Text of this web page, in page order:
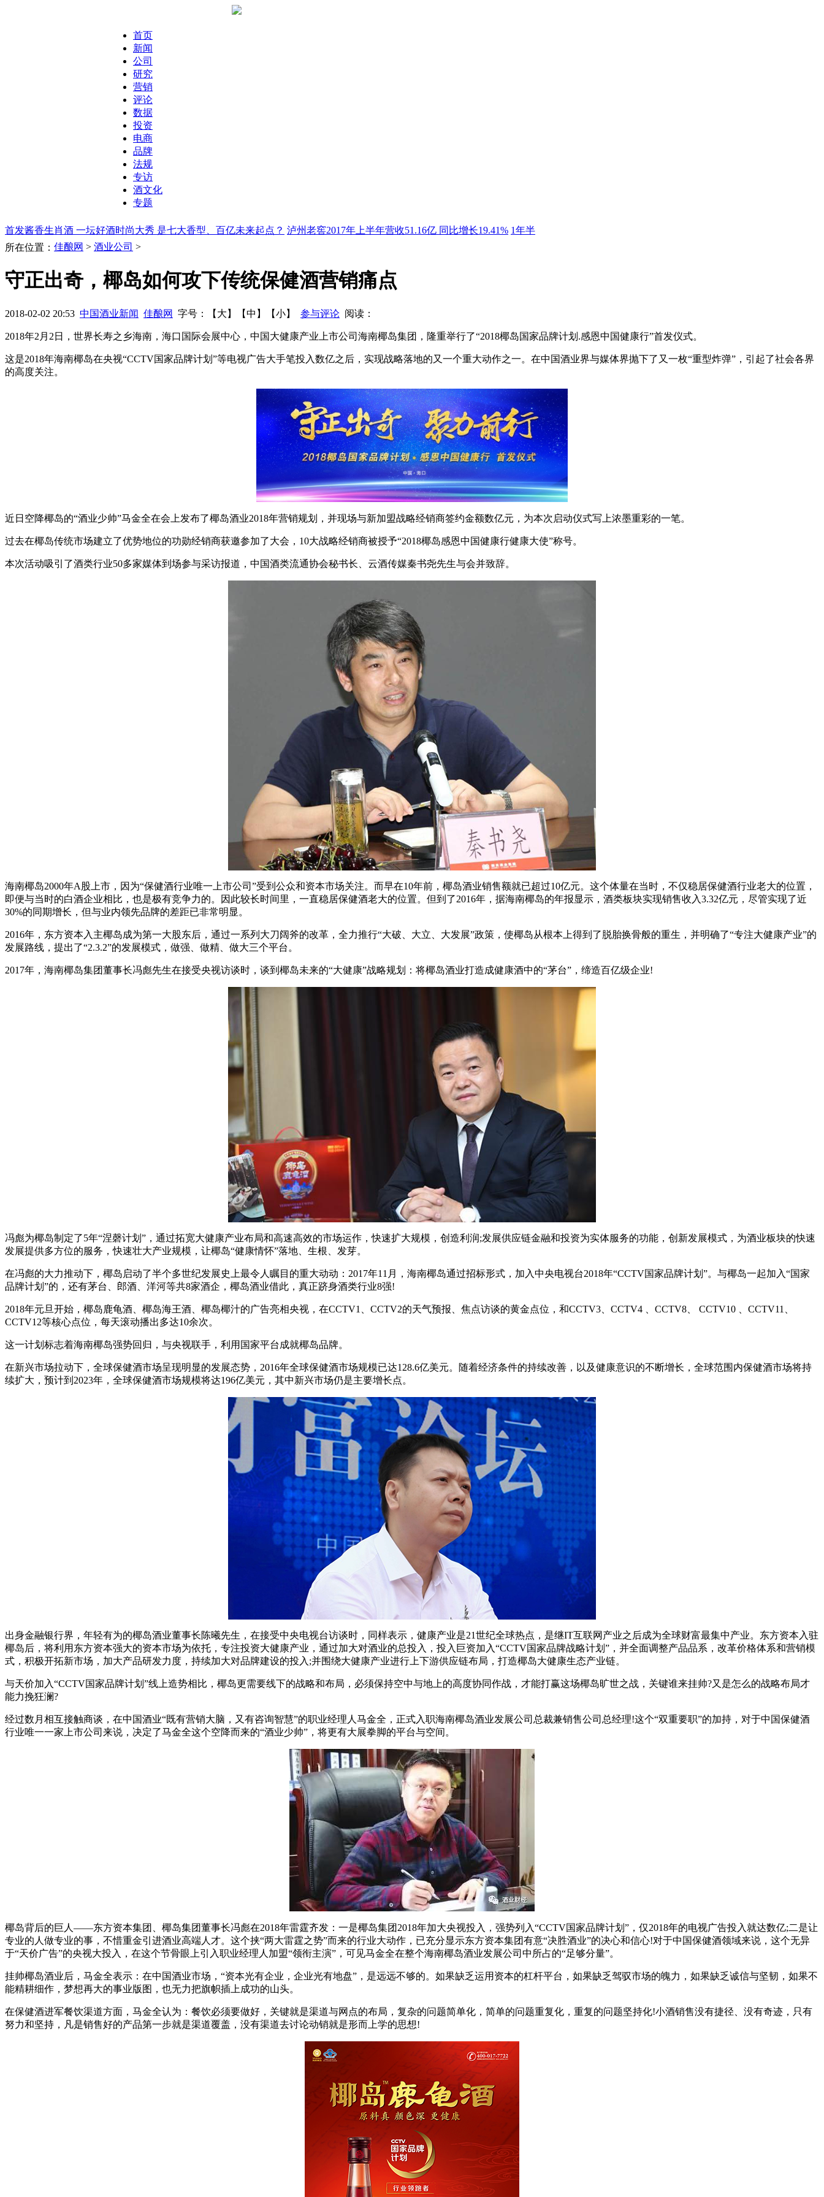
首页
新闻
公司
研究
营销
评论
数据
投资
电商
品牌
法规
专访
酒文化
专题
首发酱香生肖酒 一坛好酒时尚大秀 是七大香型、百亿未来起点？ 泸州老窖2017年上半年营收51.16亿 同比增长19.41% 1年半
从0到8000万 解密小青花高增长秘籍
酒市场销售形势大不如前 百润股份2015年四季亏2亿 百威英博发布全球明智饮酒目标 泸州老窖互联网+探索 为酒企树标杆
野心：从贸易商到世界酒业巨头
所在位置： 佳酿网 > 酒业公司 >
守正出奇，椰岛如何攻下传统保健酒营销痛点
2018-02-02 20:53 中国酒业新闻 佳酿网 字号：【 大 】【中 】【小】 参与评论 阅读：
2018年2月2日，世界长寿之乡海南，海口国际会展中心，中国大健康产业上市公司海南椰岛集团，隆重举行了“2018椰岛国家品牌计划.感恩中国健康行”首发仪式。
这是2018年海南椰岛在央视“CCTV国家品牌计划”等电视广告大手笔投入数亿之后，实现战略落地的又一个重大动作之一。在中国酒业界与媒体界抛下了又一枚“重型炸弹”，引起了社会各界
的高度关注。
近日空降椰岛的“酒业少帅”马金全在会上发布了椰岛酒业2018年营销规划，并现场与新加盟战略经销商签约金额数亿元，为本次启动仪式写上浓墨重彩的一笔。
过去在椰岛传统市场建立了优势地位的功勋经销商获邀参加了大会，10大战略经销商被授予“2018椰岛感恩中国健康行健康大使”称号。
本次活动吸引了酒类行业50多家媒体到场参与采访报道，中国酒类流通协会秘书长、云酒传媒秦书尧先生与会并致辞。
海南椰岛2000年A股上市，因为“保健酒行业唯一上市公司”受到公众和资本市场关注。而早在10年前，椰岛酒业销售额就已超过10亿元。这个体量在当时，不仅稳居保健酒行业老大的位置，
即便与当时的白酒企业相比，也是极有竞争力的。因此较长时间里，一直稳居保健酒老大的位置。但到了2016年，据海南椰岛的年报显示，酒类板块实现销售收入3.32亿元，尽管实现了近
30%的同期增长，但与业内领先品牌的差距已非常明显。
2016年，东方资本入主椰岛成为第一大股东后，通过一系列大刀阔斧的改革，全力推行“大破、大立、大发展”政策，使椰岛从根本上得到了脱胎换骨般的重生，并明确了“专注大健康产业”的
发展路线，提出了“2.3.2”的发展模式，做强、做精、做大三个平台。
2017年，海南椰岛集团董事长冯彪先生在接受央视访谈时，谈到椰岛未来的“大健康”战略规划：将椰岛酒业打造成健康酒中的“茅台”，缔造百亿级企业!
冯彪为椰岛制定了5年“涅磬计划”，通过拓宽大健康产业布局和高速高效的市场运作，快速扩大规模，创造利润;发展供应链金融和投资为实体服务的功能，创新发展模式，为酒业板块的快速
发展提供多方位的服务，快速壮大产业规模，让椰岛“健康情怀”落地、生根、发芽。
在冯彪的大力推动下，椰岛启动了半个多世纪发展史上最令人瞩目的重大动动：2017年11月，海南椰岛通过招标形式，加入中央电视台2018年“CCTV国家品牌计划”。与椰岛一起加入“国家
品牌计划”的，还有茅台、郎酒、洋河等共8家酒企，椰岛酒业借此，真正跻身酒类行业8强!
2018年元旦开始，椰岛鹿龟酒、椰岛海王酒、椰岛椰汁的广告亮相央视，在CCTV1、CCTV2的天气预报、焦点访谈的黄金点位，和CCTV3、CCTV4 、CCTV8、 CCTV10 、CCTV11、
CCTV12等核心点位，每天滚动播出多达10余次。
这一计划标志着海南椰岛强势回归，与央视联手，利用国家平台成就椰岛品牌。
在新兴市场拉动下，全球保健酒市场呈现明显的发展态势，2016年全球保健酒市场规模已达128.6亿美元。随着经济条件的持续改善，以及健康意识的不断增长，全球范围内保健酒市场将持
续扩大，预计到2023年，全球保健酒市场规模将达196亿美元，其中新兴市场仍是主要增长点。
出身金融银行界，年轻有为的椰岛酒业董事长陈曦先生，在接受中央电视台访谈时，同样表示，健康产业是21世纪全球热点，是继IT互联网产业之后成为全球财富最集中产业。东方资本入驻
椰岛后，将利用东方资本强大的资本市场为依托，专注投资大健康产业，通过加大对酒业的总投入，投入巨资加入“CCTV国家品牌战略计划”，并全面调整产品品系，改革价格体系和营销模
式，积极开拓新市场，加大产品研发力度，持续加大对品牌建设的投入;并围绕大健康产业进行上下游供应链布局，打造椰岛大健康生态产业链。
与天价加入“CCTV国家品牌计划”线上造势相比，椰岛更需要线下的战略和布局，必须保持空中与地上的高度协同作战，才能打赢这场椰岛旷世之战，关键谁来挂帅?又是怎么的战略布局才
能力挽狂澜?
经过数月相互接触商谈，在中国酒业“既有营销大脑，又有咨询智慧”的职业经理人马金全，正式入职海南椰岛酒业发展公司总裁兼销售公司总经理!这个“双重要职”的加持，对于中国保健酒
行业唯一一家上市公司来说，决定了马金全这个空降而来的“酒业少帅”，将更有大展拳脚的平台与空间。
椰岛背后的巨人——东方资本集团、椰岛集团董事长冯彪在2018年雷霆齐发：一是椰岛集团2018年加大央视投入，强势列入“CCTV国家品牌计划”，仅2018年的电视广告投入就达数亿;二是让
专业的人做专业的事，不惜重金引进酒业高端人才。这个挟“两大雷霆之势”而来的行业大动作，已充分显示东方资本集团有意“决胜酒业”的决心和信心!对于中国保健酒领域来说，这个无异
于“天价广告”的央视大投入，在这个节骨眼上引入职业经理人加盟“领衔主演”，可见马金全在整个海南椰岛酒业发展公司中所占的“足够分量”。
挂帅椰岛酒业后，马金全表示：在中国酒业市场，“资本光有企业，企业光有地盘”，是远远不够的。如果缺乏运用资本的杠杆平台，如果缺乏驾驭市场的魄力，如果缺乏诚信与坚韧，如果不
能精耕细作，梦想再大的事业版图，也无力把旗帜插上成功的山头。
在保健酒进军餐饮渠道方面，马金全认为：餐饮必须要做好，关键就是渠道与网点的布局，复杂的问题简单化，简单的问题重复化，重复的问题坚持化!小酒销售没有捷径、没有奇迹，只有
努力和坚持，凡是销售好的产品第一步就是渠道覆盖，没有渠道去讨论动销就是形而上学的思想!